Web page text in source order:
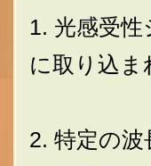
1. 光感受
に取り込ま
2. 特定の